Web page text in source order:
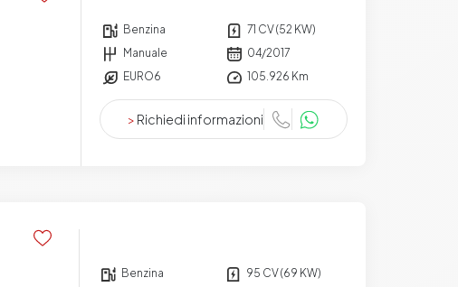
Benzina
71 CV (52 KW)
Manuale
04/2017
EURO6
105.926 Km
> Richiedi informazioni
Benzina
95 CV (69 KW)